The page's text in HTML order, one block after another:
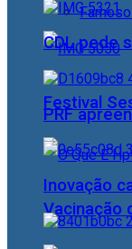
Festival
Vacinação
CDL pede
PRF
Inovação